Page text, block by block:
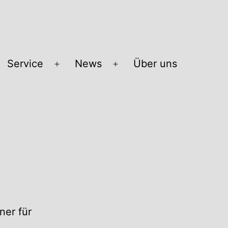
Service
Menü
News
Menü
Über uns
für